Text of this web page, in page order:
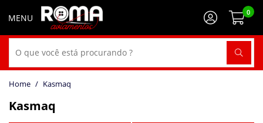
0
Kasmaq
Kasmaq